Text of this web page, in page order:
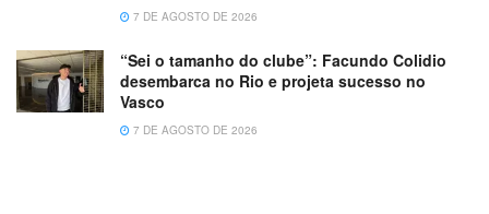
7 DE AGOSTO DE 2026
“Sei o tamanho do clube”: Facundo Colidio
desembarca no Rio e projeta sucesso no
Vasco
7 DE AGOSTO DE 2026